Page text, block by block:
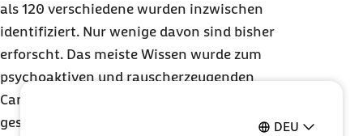
DEU
als 120 verschiedene wurden inzwischen
identifiziert. Nur wenige davon sind bisher
erforscht. Das meiste Wissen wurde zum
psychoaktiven und rauscherzeugenden
Cannabinoid THC (Tetrahydrocannabinol)
gesammelt. Ebenfalls im Fokus der Forschung